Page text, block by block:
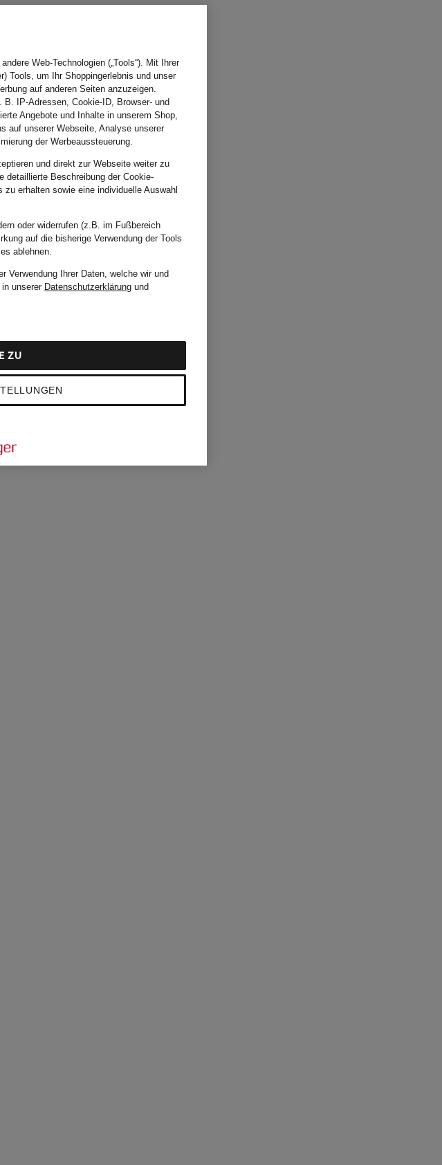
Web-Technologien („Tools“). Mit Ihrer
Tools, um Ihr Shoppingerlebnis und unser
auf anderen Seiten anzuzeigen.
B. IP-Adressen, Cookie-ID, Browser- und
Angebote und Inhalte in unserem Shop,
auf unserer Webseite, Analyse unserer
der Werbeaussteuerung.
und direkt zur Webseite weiter zu
detaillierte Beschreibung der Cookie-
erhalten sowie eine individuelle Auswahl
oder widerrufen (z.B. im Fußbereich
auf die bisherige Verwendung der Tools
ablehnen.
Verwendung Ihrer Daten, welche wir und
unserer Datenschutzerklärung und
ZU